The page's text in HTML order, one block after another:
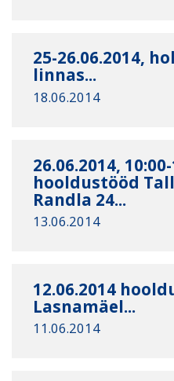
25-26.06.2014,
linnas...
18.06.2014
26.06.2014,
hooldustööd
Randla 24...
13.06.2014
12.06.2014
Lasnamäel...
11.06.2014